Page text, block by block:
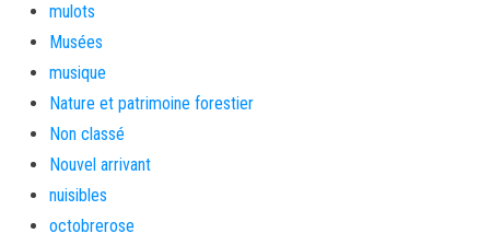
mulots
Musées
musique
Nature et patrimoine forestier
Non classé
Nouvel arrivant
nuisibles
octobrerose